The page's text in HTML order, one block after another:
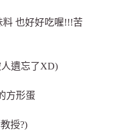
也好好吃喔!!!苦
遺忘了XD)
方形蛋
授?)